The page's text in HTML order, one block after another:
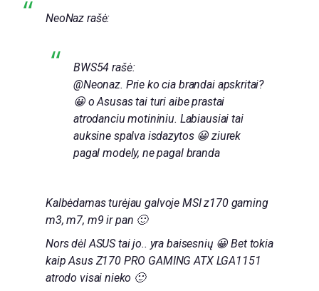
NeoNaz rašė:
BWS54 rašė:
@Neonaz. Prie ko cia brandai apskritai?
😀 o Asusas tai turi aibe prastai
atrodanciu motininiu. Labiausiai tai
auksine spalva isdazytos 😀 ziurek
pagal modely, ne pagal branda
Kalbėdamas turėjau galvoje MSI z170 gaming
m3, m7, m9 ir pan 🙂
Nors dėl ASUS tai jo.. yra baisesnių 😀 Bet tokia
kaip Asus Z170 PRO GAMING ATX LGA1151
atrodo visai nieko 🙂